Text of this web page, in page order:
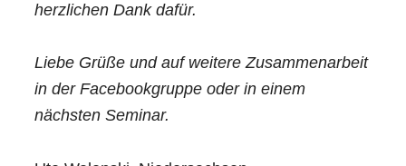
herzlichen Dank dafür.
Liebe Grüße und auf weitere Zusammenarbeit
in der Facebookgruppe oder in einem
nächsten Seminar.